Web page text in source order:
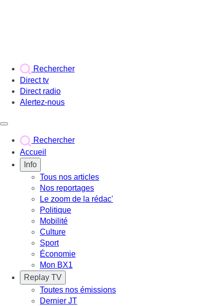
Rechercher
Direct tv
Direct radio
Alertez-nous
Rechercher
Accueil
Info
Tous nos articles
Nos reportages
Le zoom de la rédac'
Politique
Mobilité
Culture
Sport
Économie
Mon BX1
Replay TV
Toutes nos émissions
Dernier JT